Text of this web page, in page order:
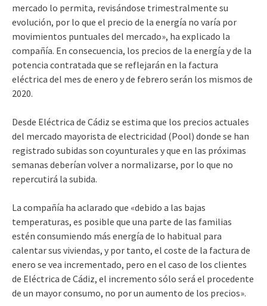
mercado lo permita, revisándose trimestralmente su
evolución, por lo que el precio de la energía no varía por
movimientos puntuales del mercado», ha explicado la
compañía. En consecuencia, los precios de la energía y de la
potencia contratada que se reflejarán en la factura
eléctrica del mes de enero y de febrero serán los mismos de
2020.
Desde Eléctrica de Cádiz se estima que los precios actuales
del mercado mayorista de electricidad (Pool) donde se han
registrado subidas son coyunturales y que en las próximas
semanas deberían volver a normalizarse, por lo que no
repercutirá la subida.
La compañía ha aclarado que «debido a las bajas
temperaturas, es posible que una parte de las familias
estén consumiendo más energía de lo habitual para
calentar sus viviendas, y por tanto, el coste de la factura de
enero se vea incrementado, pero en el caso de los clientes
de Eléctrica de Cádiz, el incremento sólo será el procedente
de un mayor consumo, no por un aumento de los precios».